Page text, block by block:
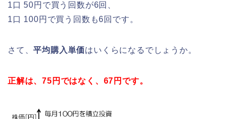
1口 50円で買う回数が6回、
1口 100円で買う回数も6回です。
さて、平均購入単価はいくらになるでしょうか。
正解は、75円ではなく、67円です。